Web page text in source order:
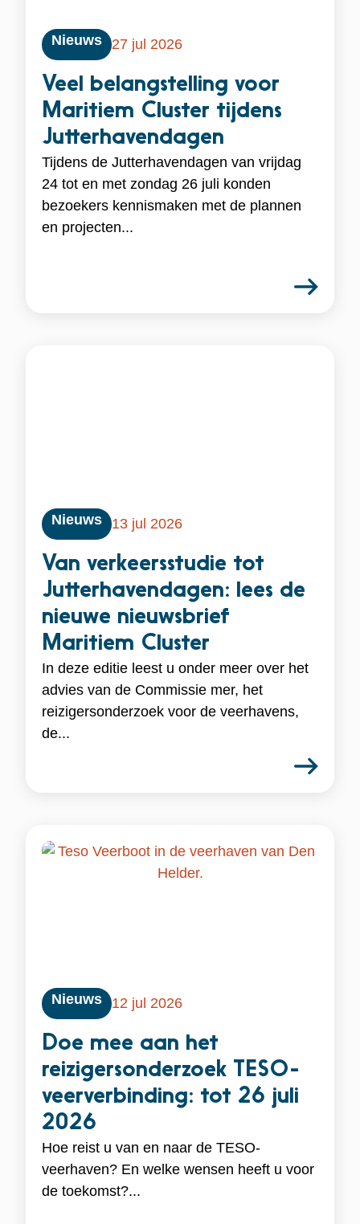
Nieuws 27 jul 2026
Veel belangstelling voor
Maritiem Cluster tijdens
Jutterhavendagen
Tijdens de Jutterhavendagen van vrijdag
24 tot en met zondag 26 juli konden
bezoekers kennismaken met de plannen
en projecten...
Nieuws 13 jul 2026
Van verkeersstudie tot
Jutterhavendagen: lees de
nieuwe nieuwsbrief
Maritiem Cluster
In deze editie leest u onder meer over het
advies van de Commissie mer, het
reizigersonderzoek voor de veerhavens,
de...
Nieuws 12 jul 2026
Doe mee aan het
reizigersonderzoek TESO-
veerverbinding: tot 26 juli
2026
Hoe reist u van en naar de TESO-
veerhaven? En welke wensen heeft u voor
de toekomst?...